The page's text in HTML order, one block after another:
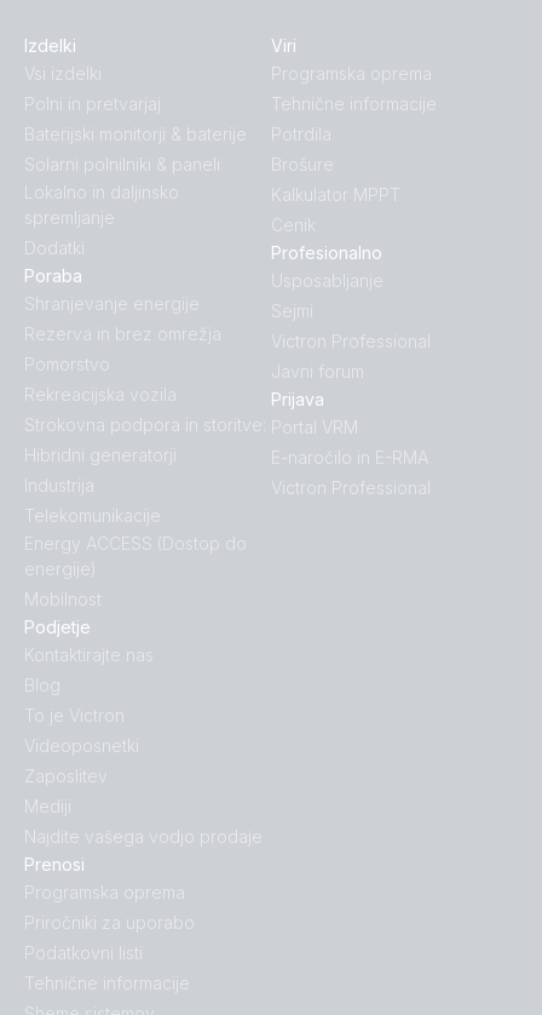
Izdelki
Vsi izdelki
Polni in pretvarjaj
Baterijski monitorji & baterije
Solarni polnilniki & paneli
Lokalno in daljinsko
spremljanje
Dodatki
Prenosi
Programska oprema
Priročniki za uporabo
Podatkovni listi
Tehnične informacije
Poraba
Shranjevanje energije
Rezerva in brez omrežja
Pomorstvo
Rekreacijska vozila
Strokovna podpora in storitve:
Hibridni generatorji
Industrija
Telekomunikacije
Energy ACCESS (Dostop do
energije)
Mobilnost
Podjetje
Kontaktirajte nas
Blog
To je Victron
Videoposnetki
Zaposlitev
Mediji
Najdite vašega vodjo prodaje
Viri
Programska oprema
Tehnične informacije
Potrdila
Brošure
Kalkulator MPPT
Cenik
Profesionalno
Usposabljanje
Sejmi
Victron Professional
Javni forum
Prijava
Portal VRM
E-naročilo in E-RMA
Victron Professional